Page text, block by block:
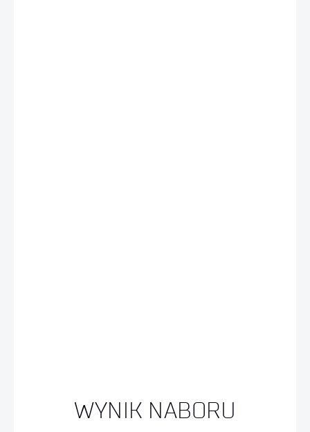
WYNIK NABORU